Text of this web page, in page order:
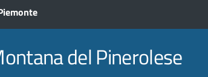
del Pinerolese